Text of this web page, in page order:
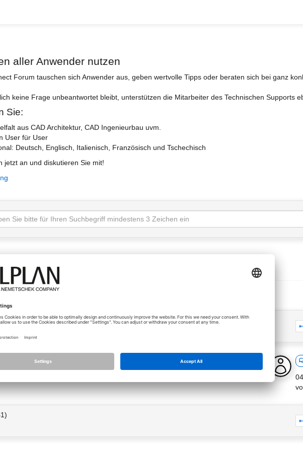
aller Anwender nutzen
Forum tauschen sich Anwender aus, geben wertvolle Tipps oder beraten sich bei ganz
keine Frage unbeantwortet bleibt, unterstützen die Mitarbeiter des Technischen Supports
Sie:
aus CAD Architektur, CAD Ingenieurbau uvm.
User für User
Deutsch, Englisch, Italienisch, Französisch und Tschechisch
jetzt an und diskutieren Sie mit!
Tipps und Tricks
für Anwender
Werkzeuge, die gerne übersehen werden: Text ersetzen
- 13:27- vonjoerggeier